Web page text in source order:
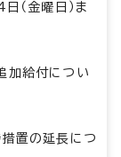
（金曜日）ま
加給付につい
置の延長につ